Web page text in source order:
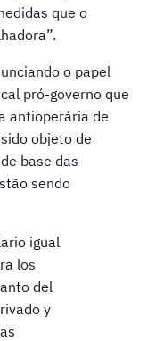
que o
o papel
pró-governo que
antioperária de
objeto de
base das
sendo
igual
los
del
y